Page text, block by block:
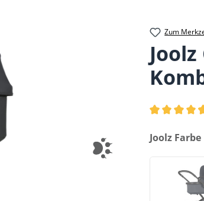
Zum
Joolz
auswählen
Joolz Farbe